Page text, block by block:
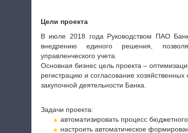
Цели проекта
В июле 2018 года Руководством ПАО
внедрению единого решения,
управленческого учета.
Основная бизнес цель проекта –
регистрацию и согласование
закупочной деятельности Банка.
Задачи проекта:
автоматизировать процесс
настроить автоматическое